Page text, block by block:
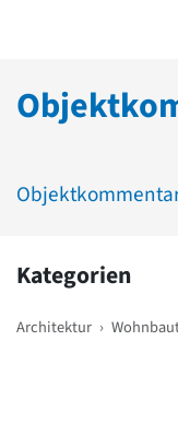
Kategorien
Architektur ›